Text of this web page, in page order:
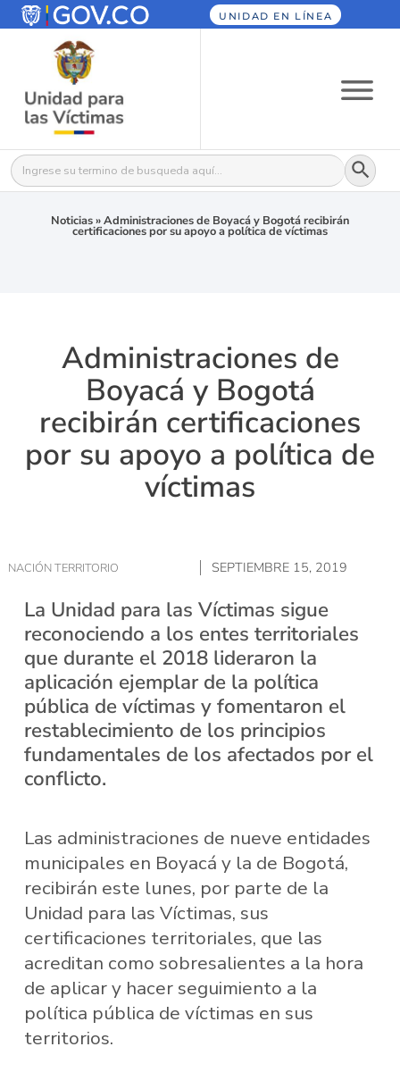
UNIDAD EN LÍNEA
Buscar: Botón
Noticias»Administraciones de Boyacá y Bogotá recibirán
certificaciones por su apoyo a política de víctimas
Administraciones de
Boyacá y Bogotá
recibirán certificaciones
por su apoyo a política de
víctimas
NACIÓN TERRITORIO SEPTIEMBRE 15, 2019
La Unidad para las Víctimas sigue
reconociendo a los entes territoriales
que durante el 2018 lideraron la
aplicación ejemplar de la política
pública de víctimas y fomentaron el
restablecimiento de los principios
fundamentales de los afectados por el
conflicto.
Las administraciones de nueve entidades
municipales en Boyacá y la de Bogotá,
recibirán este lunes, por parte de la
Unidad para las Víctimas, sus
certificaciones territoriales, que las
acreditan como sobresalientes a la hora
de aplicar y hacer seguimiento a la
política pública de víctimas en sus
territorios.